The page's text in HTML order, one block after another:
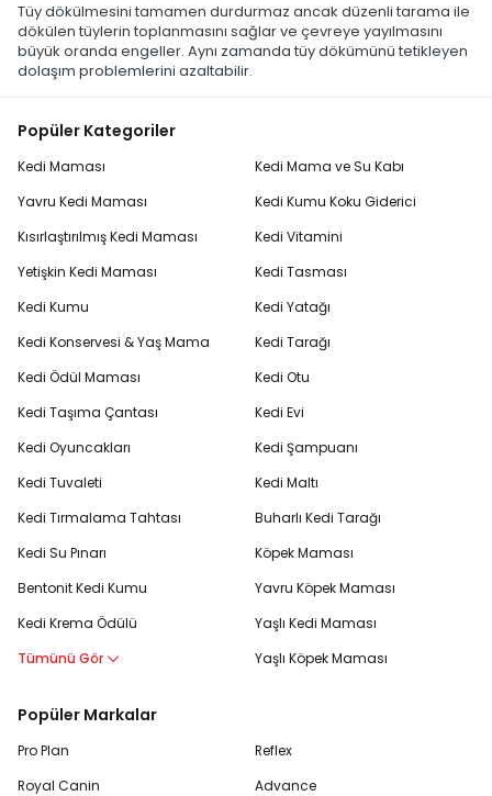
Tüy dökülmesini tamamen durdurmaz ancak düzenli tarama ile
dökülen tüylerin toplanmasını sağlar ve çevreye yayılmasını
büyük oranda engeller. Aynı zamanda tüy dökümünü tetikleyen
dolaşım problemlerini azaltabilir.
Popüler Kategoriler
Kedi Maması
Yavru Kedi Maması
Kısırlaştırılmış Kedi Maması
Yetişkin Kedi Maması
Kedi Kumu
Kedi Konservesi & Yaş Mama
Kedi Ödül Maması
Kedi Taşıma Çantası
Kedi Oyuncakları
Kedi Tuvaleti
Kedi Tırmalama Tahtası
Kedi Su Pınarı
Bentonit Kedi Kumu
Kedi Krema Ödülü
Tümünü Gör
Kedi Mama ve Su Kabı
Kedi Kumu Koku Giderici
Kedi Vitamini
Kedi Tasması
Kedi Yatağı
Kedi Tarağı
Kedi Otu
Kedi Evi
Kedi Şampuanı
Kedi Maltı
Buharlı Kedi Tarağı
Köpek Maması
Yavru Köpek Maması
Yaşlı Kedi Maması
Yaşlı Köpek Maması
Popüler Markalar
Pro Plan
Royal Canin
Reflex
Advance